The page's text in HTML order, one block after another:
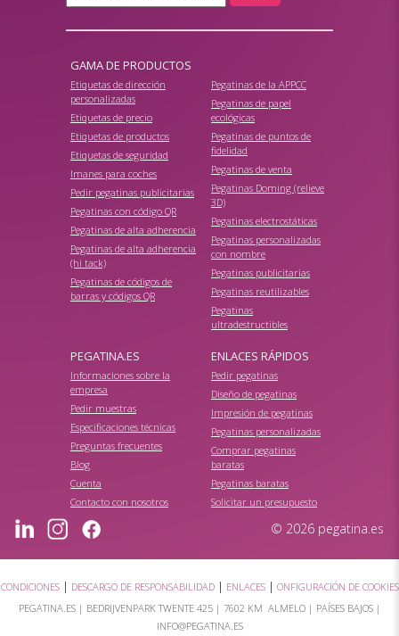
GAMA DE PRODUCTOS
Etiquetas de dirección
personalizadas
Etiquetas de precio
Etiquetas de productos
Etiquetas de seguridad
Imanes para coches
Pedir pegatinas publicitarias
Pegatinas con código QR
Pegatinas de alta adherencia
Pegatinas de alta adherencia
(hi tack)
Pegatinas de códigos de
barras y códigos QR
Pegatinas de la APPCC
Pegatinas de papel
ecológicas
Pegatinas de puntos de
fidelidad
Pegatinas de venta
Pegatinas Doming (relieve
3D)
Pegatinas electrostáticas
Pegatinas personalizadas
con nombre
Pegatinas publicitarias
Pegatinas reutilizables
Pegatinas
ultradestructibles
PEGATINA.ES
Informaciones sobre la
empresa
Pedir muestras
Especificaciones técnicas
Preguntas frecuentes
Blog
Cuenta
Contacto con nosotros
ENLACES RÁPIDOS
Pedir pegatinas
Diseño de pegatinas
Impresión de pegatinas
Pegatinas personalizadas
Comprar pegatinas
baratas
Pegatinas baratas
Solicitar un presupuesto
© 2026 pegatina.es
CONDICIONES| DESCARGO DE RESPONSABILIDAD| ENLACES| ONFIGURACIÓN DE COOKIES
PEGATINA.ES | BEDRIJVENPARK TWENTE 425| 7602 KM ALMELO| PAÍSES BAJOS |
INFO@PEGATINA.ES